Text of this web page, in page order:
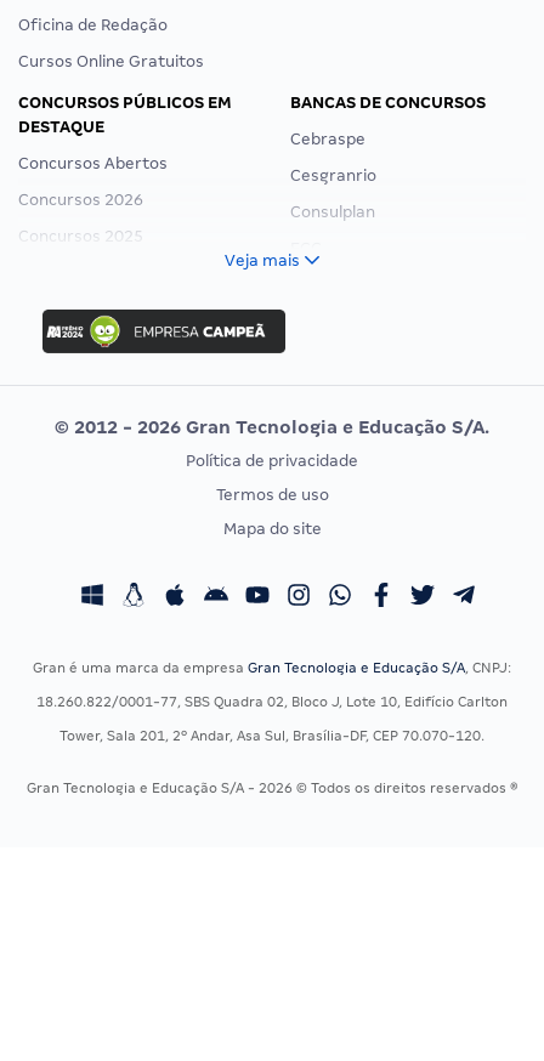
Oficina de Redação
Cursos Online Gratuitos
CONCURSOS PÚBLICOS EM
DESTAQUE
Concursos Abertos
Concursos 2026
Concursos 2025
Concurso Ibama
Concurso MPU
Editais publicados
BANCAS DE CONCURSOS
Cebraspe
Cesgranrio
Consulplan
Vunesp
CONCURSOS POR PROFISSÃO
Concursos Fiscais
Concursos Saúde
Residência Multiprofissional
EXAME DE ORDEM
Calendário OAB
Veja mais
© 2012 - 2026 Gran Tecnologia e Educação S/A.
Política de privacidade
Termos de uso
Mapa do site
Gran é uma marca da empresa Gran Tecnologia e Educação S/A, CNPJ:
18.260.822/0001-77, SBS Quadra 02, Bloco J, Lote 10, Edifício Carlton
Tower, Sala 201, 2º Andar, Asa Sul, Brasília-DF, CEP 70.070-120.
Gran Tecnologia e Educação S/A - 2026 © Todos os direitos reservados ®